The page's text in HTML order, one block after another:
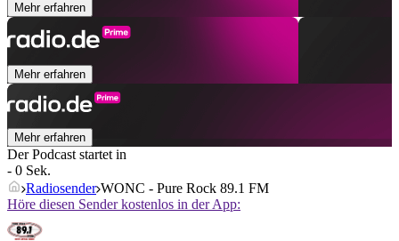
Mehr erfahren
Mehr erfahren
Mehr erfahren
Der Podcast startet in
- 0 Sek.
Radiosender WONC - Pure Rock 89.1 FM
Höre diesen Sender kostenlos in der App: